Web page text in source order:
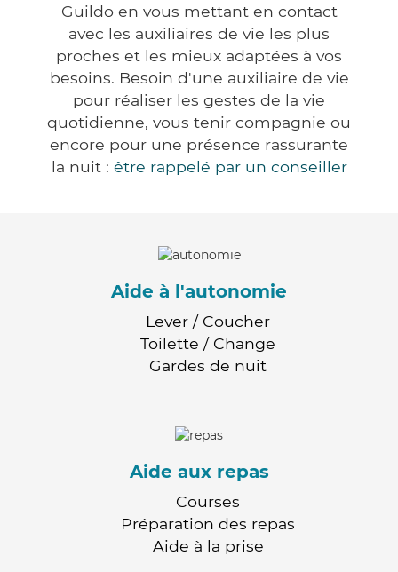
Guildo en vous mettant en contact
avec les auxiliaires de vie les plus
proches et les mieux adaptées à vos
besoins. Besoin d'une auxiliaire de vie
pour réaliser les gestes de la vie
quotidienne, vous tenir compagnie ou
encore pour une présence rassurante
la nuit : être rappelé par un conseiller
Aide à l'autonomie
Lever / Coucher
Toilette / Change
Gardes de nuit
Aide aux repas
Courses
Préparation des repas
Aide à la prise